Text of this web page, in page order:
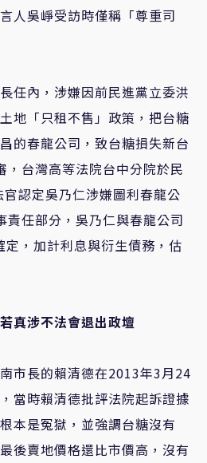
人吳崢受訪時僅稱「尊重司
任內，涉嫌因前民進黨立委洪
地「只租不售」政策，把台糖
的春龍公司，致台糖損失新台
，台灣高等法院台中分院於民
認定吳乃仁涉嫌圖利春龍公
責任部分，吳乃仁與春龍公司
，加計利息與衍生債務，估
真涉不法會退出政壇
市長的賴清德在2013年3月24
當時賴清德批評法院起訴證據
本是冤獄，並強調台糖沒有
後賣地價格還比市價高，沒有